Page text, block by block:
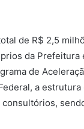
de R$ 2,5
da Prefeitura
de
a